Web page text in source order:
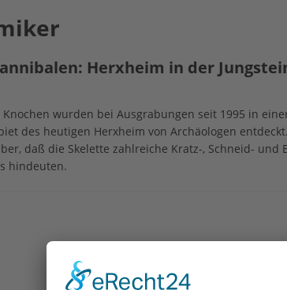
ALLGEMEIN
März 2023 ] Töpfern per Hand am Abend in Limburgerhof
12. Juni 2014 ]
Grasmilben (Herbstgrasmilben, Erntemilben)
auf acht Beinen…
GESUNDHEIT
Herxheim in der
Knochen wurden bei Ausgrabungen seit 1995 in
des heutigen Herxheim von Archäologen
daß die Skelette zahlreiche Kratz-, Schneid- und
hindeuten.